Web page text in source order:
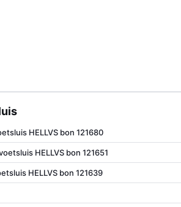
HELLVS bon 121680
HELLVS bon 121651
HELLVS bon 121639